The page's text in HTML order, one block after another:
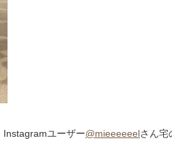
Instagramユーザー@mieeeeeelさん宅